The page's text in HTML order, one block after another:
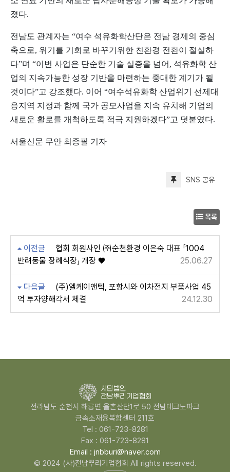
졌다.
전남도 관계자는 “여수 석유화학산단은 전남 경제의 중심
축으로, 위기를 기회로 바꾸기위한 친환경 전환이 절실하
다”며 “이번 사업은 단순한 기술 실증을 넘어, 석유화학 산
업의 지속가능한 성장 기반을 마련하는 중대한 계기가 될
것이다”고 강조했다. 이어 “여수석유화학 산업위기 선제대
응지역 지정과 함께 국가 공모사업을 지속 유치해 기업의
새로운 활로를 개척하도록 적극 지원하겠다”고 덧붙였다.
서울신문 무안 최종필 기자
SNS 공유
목록
이전글
협회 회원사인 ㈜순천환경 이은숙 대표 「1004
반려동물 장례식장」 개장 ♥
25.06.27
다음글
(주)엘케이앤텍, 포항시와 이차전지 부품사업 45
억 투자양해각서 체결
24.12.30
전라남도 순천시 해룡면 율촌산단1로 50 전남테크노파크
금속소재융복합센터 211호
Tel : 061-723-8281
Fax : 061-723-8281
Email : jnbburi@naver.com
© 2024 (사)전남뿌리기업협회 All rights reserved.